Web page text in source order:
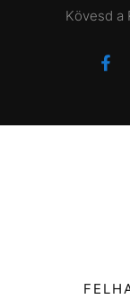
Kövesd a